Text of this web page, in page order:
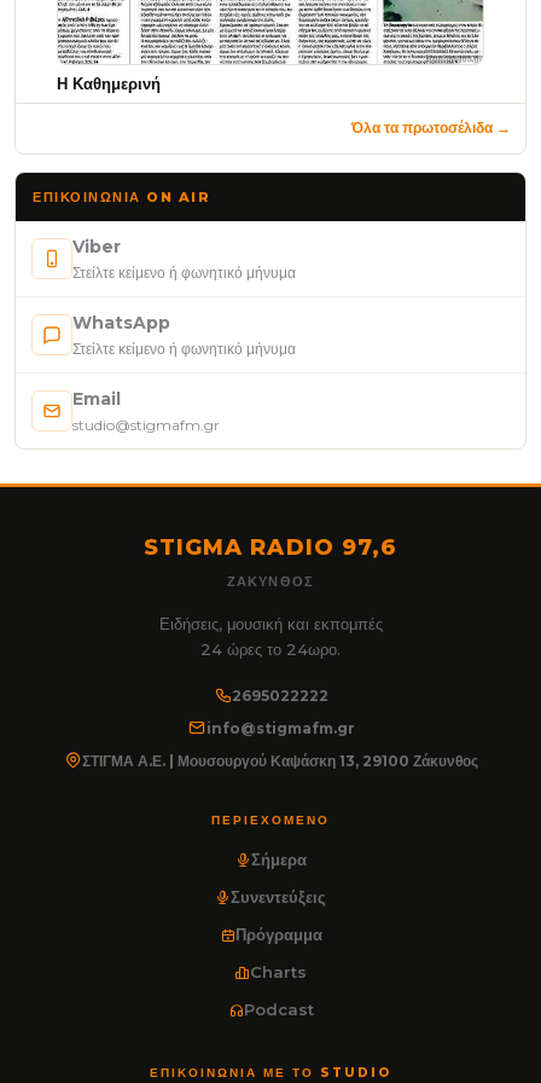
Η Καθημερινή
Όλα τα πρωτοσέλιδα →
ΕΠΙΚΟΙΝΩΝΊΑ ON AIR
Viber
Στείλτε κείμενο ή φωνητικό μήνυμα
WhatsApp
Στείλτε κείμενο ή φωνητικό μήνυμα
Email
studio@stigmafm.gr
STIGMA RADIO 97,6
ΖΆΚΥΝΘΟΣ
Ειδήσεις, μουσική και εκπομπές
24 ώρες το 24ωρο.
2695022222
info@stigmafm.gr
ΣΤΙΓΜΑ Α.Ε. | Μουσουργού Καψάσκη 13, 29100 Ζάκυνθος
ΠΕΡΙΕΧΌΜΕΝΟ
Σήμερα
Συνεντεύξεις
Πρόγραμμα
Charts
Podcast
ΕΠΙΚΟΙΝΩΝΊΑ ΜΕ ΤΟ STUDIO